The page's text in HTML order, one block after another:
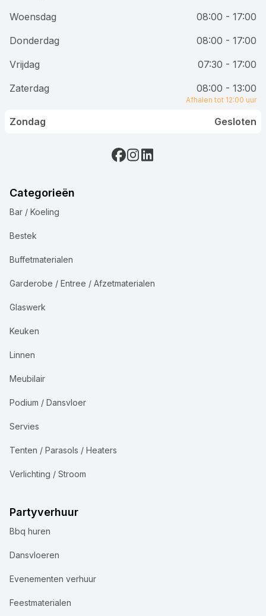
Woensdag
08:00 - 17:00
Donderdag
08:00 - 17:00
Vrijdag
07:30 - 17:00
Zaterdag
08:00 - 13:00
Afhalen tot 12:00 uur
Zondag Gesloten
Categorieën
Bar / Koeling
Bestek
Buffetmaterialen
Garderobe / Entree / Afzetmaterialen
Glaswerk
Keuken
Linnen
Meubilair
Podium / Dansvloer
Servies
Tenten / Parasols / Heaters
Verlichting / Stroom
Partyverhuur
Bbq huren
Dansvloeren
Evenementen verhuur
Feestmaterialen